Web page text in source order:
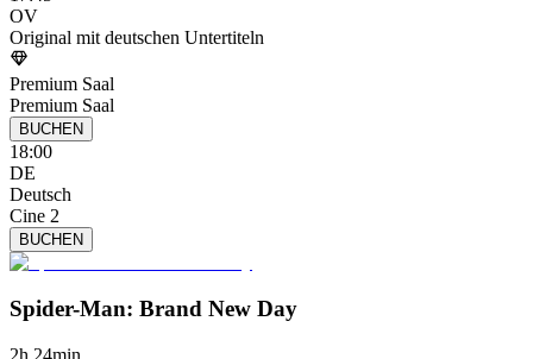
OV
Original mit deutschen Untertiteln
Premium Saal
Premium Saal
BUCHEN
18:00
DE
Deutsch
Cine 2
BUCHEN
Spider-Man: Brand New Day
2h 24min